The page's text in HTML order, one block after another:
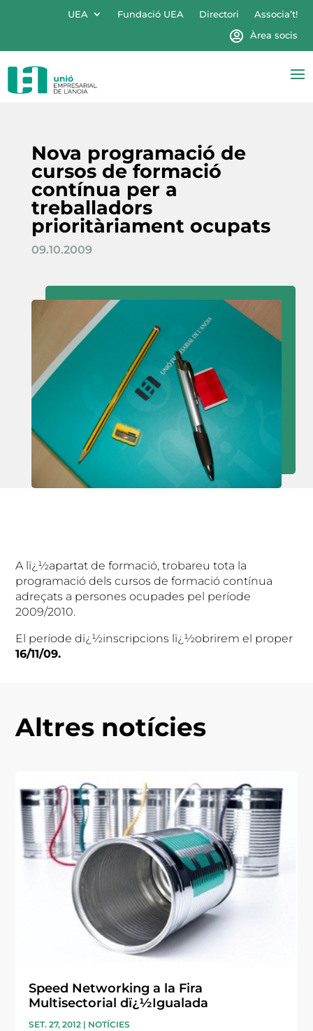
UEA Fundació UEA Directori
Associa’t!
Àrea socis
Nova programació de
cursos de formació
contínua per a
treballadors
prioritàriament ocupats
09.10.2009
A lï¿½apartat de formació, trobareu tota la
programació dels cursos de formació contínua
adreçats a persones ocupades pel període
2009/2010.
El període dï¿½inscripcions lï¿½obrirem el proper
16/11/09.
Altres notícies
Speed Networking a la Fira
Multisectorial dï¿½Igualada
SET. 27, 2012 | NOTÍCIES